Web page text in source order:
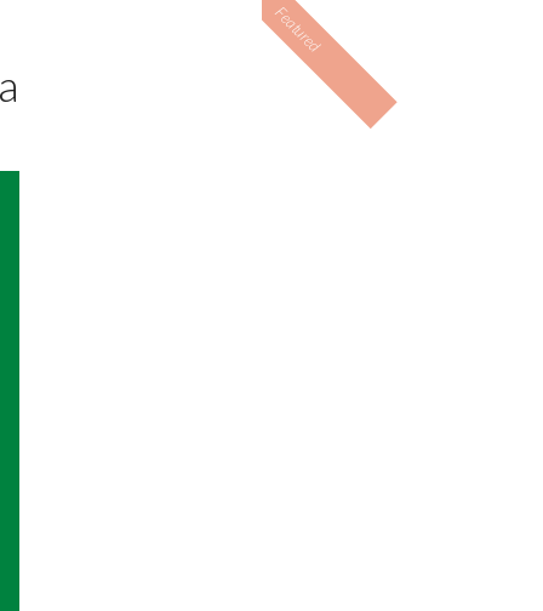
Featured